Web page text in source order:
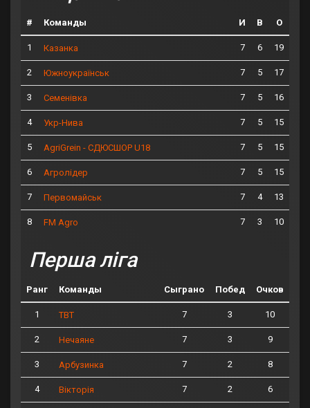
# Команды И В О
1 Казанка 7 6 19
2 Южноукраїнськ 7 5 17
3 Семенівка 7 5 16
4 Укр-Нива 7 5 15
5 AgriGrein - СДЮСШОР U18 7 5 15
6 Агролідер 7 5 15
7 Первомайськ 7 4 13
8 FM Agro 7 3 10
Перша ліга
Ранг Команды Сыграно Побед Очков
1 ТВТ 7 3 10
2 Нечаяне 7 3 9
3 Арбузинка 7 2 8
4 Вікторія 7 2 6